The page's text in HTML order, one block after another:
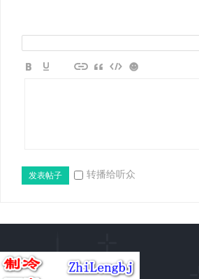
免
发表帖子 转播给听众